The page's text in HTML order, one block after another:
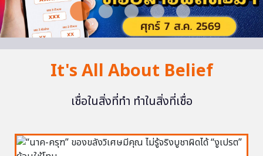
It's All About Belief
เชื่อในสิ่งที่ทำ ทำในสิ่งที่เชื่อ